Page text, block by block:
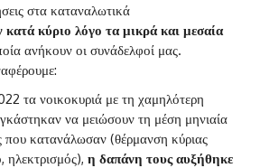
στα καταναλωτικά
κατά κύριο λόγο τα μικρά και μεσαία
ανήκουν οι συνάδελφοί μας.
τα νοικοκυριά με τη χαμηλότερη
να μειώσουν τη μέση μηνιαία
που κατανάλωσαν (θέρμανση κύριας
ηλεκτρισμός), η δαπάνη τους αυξήθηκε